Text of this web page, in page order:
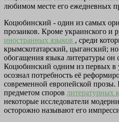
любимом месте его ежедневных
Коцюбинский - один из самых
прозаиков. Кроме украинского и
иностранных языков , среди
крымскотатарский, цыганский;
обогащения языка литературы он
Коцюбинский одним из первых в
осознал потребность её
современной европейской прозы.
предметом споров литературных
некоторые исследователи
осторожно называют его